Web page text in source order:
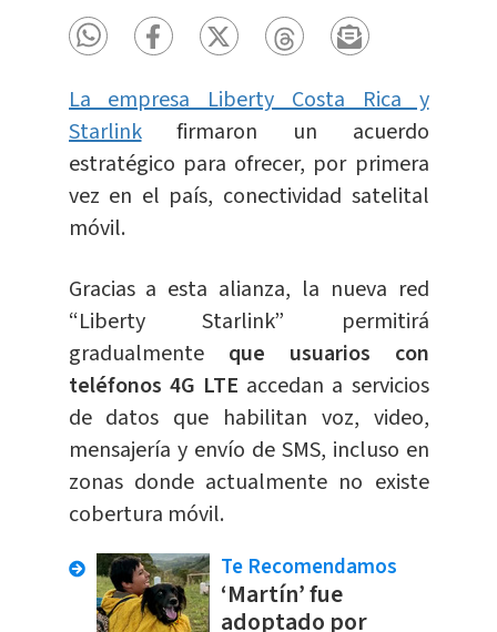
La empresa Liberty Costa Rica y
Starlinkfirmaron un acuerdo
estratégico para ofrecer, por primera
vez en el país, conectividad satelital
móvil.
Gracias a esta alianza, la nueva red
“Liberty Starlink” permitirá
gradualmente que usuarios con
teléfonos 4G LTE accedan a servicios
de datos que habilitan voz, video,
mensajería y envío de SMS, incluso en
zonas donde actualmente no existe
cobertura móvil.
Te Recomendamos
‘Martín’ fue
adoptado por